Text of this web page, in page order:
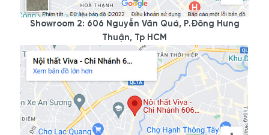
Showroom 2: 606 Nguyễn Văn Quá, P.Đông Hưng
Thuận, Tp HCM